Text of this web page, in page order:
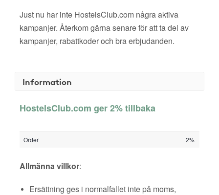
Just nu har inte HostelsClub.com några aktiva
kampanjer. Återkom gärna senare för att ta del av
kampanjer, rabattkoder och bra erbjudanden.
Information
HostelsClub.com ger 2% tillbaka
Order 2%
Allmänna villkor:
Ersättning ges i normalfallet inte på moms,